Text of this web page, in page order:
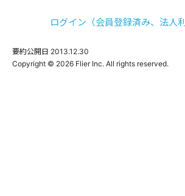
ログイン（会員登録済み、法人利
要約公開日 2013.12.30